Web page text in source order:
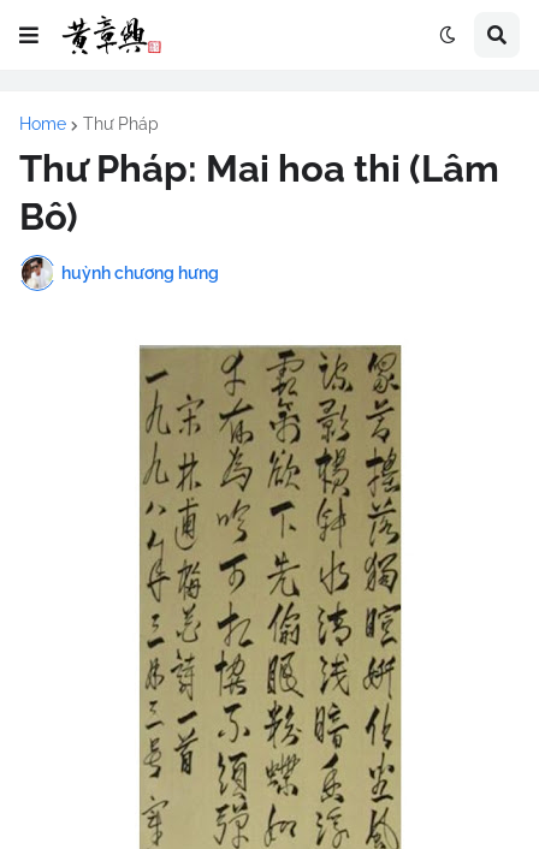
Home Thư Pháp
Thư Pháp: Mai hoa thi (Lâm
Bô)
huỳnh chương hưng